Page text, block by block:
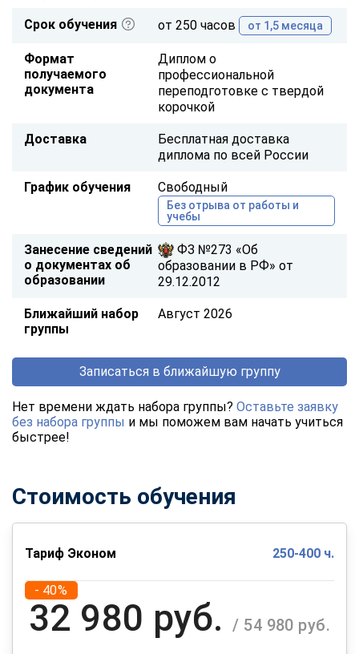
Срок обучения от 250 часов от 1,5 месяца
Формат
получаемого
документа
Диплом о
профессиональной
переподготовке с твердой
корочкой
Доставка
Бесплатная доставка
диплома по всей России
График обучения Свободный
Без отрыва от работы и
учебы
Занесение сведений
о документах об
образовании
ФЗ №273 «Об
образовании в РФ» от
29.12.2012
Ближайший набор
группы
Август 2026
Записаться в ближайшую группу
Нет времени ждать набора группы? Оставьте заявку
без набора группы и мы поможем вам начать учиться
быстрее!
Стоимость обучения
Тариф Эконом 250-400 ч.
- 40%
32 980 руб. / 54 980 руб.